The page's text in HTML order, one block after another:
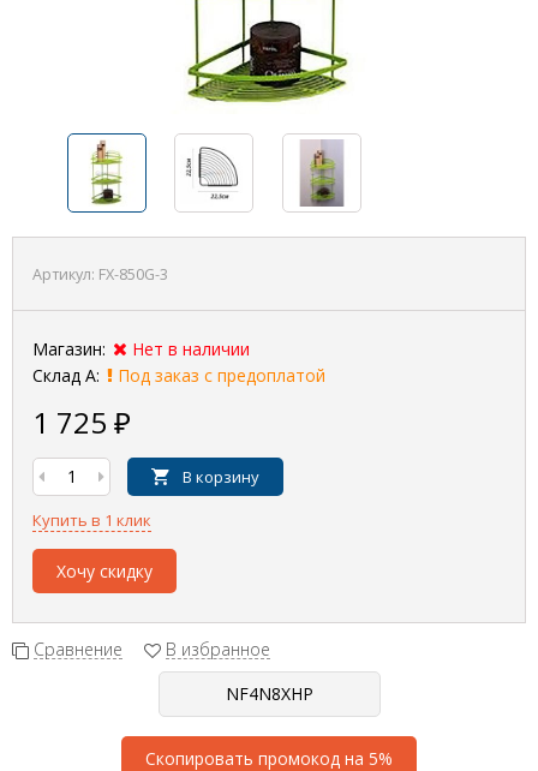
Артикул: FX-850G-3
Магазин:
Нет в наличии
Склад А:
Под заказ с предоплатой
1 725 ₽
В корзину
Купить в 1 клик
Хочу скидку
Сравнение В избранное
Скопировать промокод на 5%